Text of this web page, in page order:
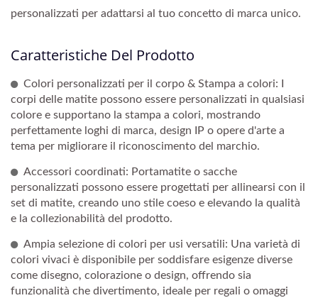
personalizzati per adattarsi al tuo concetto di marca unico.
Caratteristiche Del Prodotto
Colori personalizzati per il corpo & Stampa a colori: I
corpi delle matite possono essere personalizzati in qualsiasi
colore e supportano la stampa a colori, mostrando
perfettamente loghi di marca, design IP o opere d'arte a
tema per migliorare il riconoscimento del marchio.
Accessori coordinati: Portamatite o sacche
personalizzati possono essere progettati per allinearsi con il
set di matite, creando uno stile coeso e elevando la qualità
e la collezionabilità del prodotto.
Ampia selezione di colori per usi versatili: Una varietà di
colori vivaci è disponibile per soddisfare esigenze diverse
come disegno, colorazione o design, offrendo sia
funzionalità che divertimento, ideale per regali o omaggi